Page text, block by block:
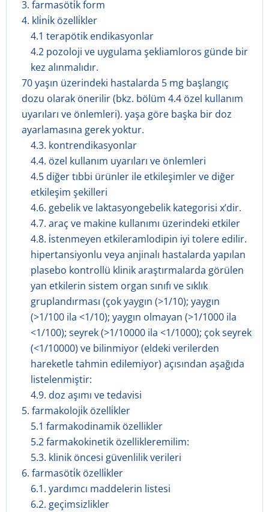
3. farmasöti̇k form
4. kli̇ni̇k özelli̇kler
4.1 terapötik endikasyonlar
4.2 pozoloji ve uygulama şekliamloros günde bir
kez alınmalıdır.
70 yaşın üzerindeki hastalarda 5 mg başlangıç
dozu olarak önerilir (bkz. bölüm 4.4 özel kullanım
uyarıları ve önlemleri). yaşa göre başka bir doz
ayarlamasına gerek yoktur.
4.3. kontrendikasyonlar
4.4. özel kullanım uyarıları ve önlemleri
4.5 diğer tıbbi ürünler ile etkileşimler ve diğer
etkileşim şekilleri
4.6. gebelik ve laktasyongebelik kategorisi x’dir.
4.7. araç ve makine kullanımı üzerindeki etkiler
4.8. i̇stenmeyen etkileramlodipin iyi tolere edilir.
hipertansiyonlu veya anjinalı hastalarda yapılan
plasebo kontrollü klinik araştırmalarda görülen
yan etkilerin sistem organ sınıfı ve sıklık
gruplandırması (çok yaygın (>1/10); yaygın
(>1/100 ila <1/10); yaygın olmayan (>1/1000 ila
<1/100); seyrek (>1/10000 ila <1/1000); çok seyrek
(<1/10000) ve bilinmiyor (eldeki verilerden
hareketle tahmin edilemiyor) açısından aşağıda
listelenmiştir:
4.9. doz aşımı ve tedavisi
5. farmakoloji̇k özelli̇kler
5.1 farmakodinamik özellikler
5.2 farmakokinetik özellikleremilim:
5.3. klinik öncesi güvenlilik verileri
6. farmasöti̇k özelli̇kler
6.1. yardımcı maddelerin listesi
6.2. geçimsizlikler